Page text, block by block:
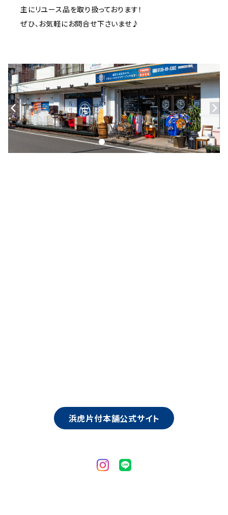
座椅子
ストーブ・扇風機・加湿器
壁掛け時計・置き時計
テーブルライト
主にリユース品を取り扱っております！
ぜひ、お気軽にお問合せ下さいませ♪
浜虎片付本舗公式サイト